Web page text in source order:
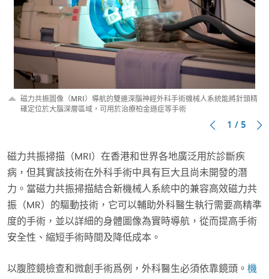
磁力共振圖像（MRI）導航的雙邊深腦神經外科手術機械人系統能將針頭精
確定位於大腦深層區域，可用於治療柏金遜症等手術
1 / 5
磁力共振掃描（MRI）在香港和世界各地廣泛用於診斷疾
病，但其實該技術在外科手術中具有巨大且尚未開發的潛
力。當磁力共振掃描結合新機械人系統中的兼容高效磁力共
振（MR）的驅動技術，它可以輔助外科醫生執行需要高精準
度的手術，並以詳細的身體圖像為實時導航，從而提高手術
安全性、縮短手術時間及降低成本。
以腹腔鏡檢查和微創手術爲例，外科醫生必須依靠鏡頭。 機